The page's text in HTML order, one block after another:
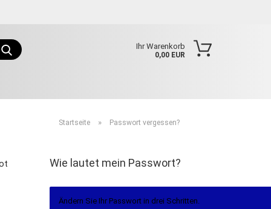
Sprache auswählen
Passwort vergessen?
Suche... Ihr Warenkorb
0,00 EUR
Startseite » Passwort vergessen?
Wie lautet mein Passwort?
Ändern Sie Ihr Passwort in drei Schritten.